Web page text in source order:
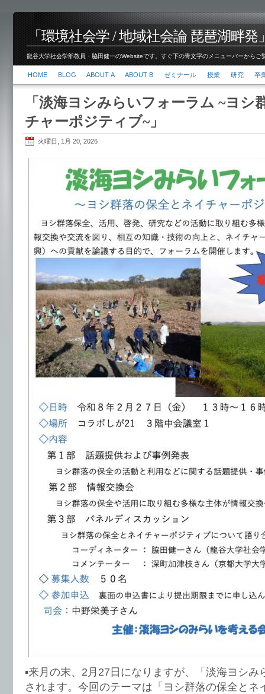
「環境社会学 / 地域社会論 琵琶湖畔発
龍谷大学社会学部教員・脇田健一のWebsiteです。すぐ下の青文字のメニューバーから
HOME BLOG ABOUT-A ABOUT-B ゼミナール 授業 研究 卒
「淡海ヨシみらいフォーラム ~ヨシ
チャーポジティブ~」
火曜日, 1月 20, 2026
▪️来月の末、2月27日になりますが、「淡海ヨシみ
されます。今回のテーマは「ヨシ群落の保全とネ